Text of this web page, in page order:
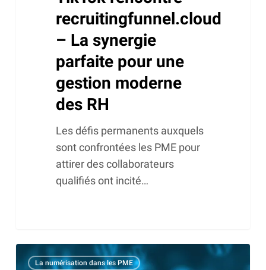
recruitingfunnel.cloud
– La synergie
parfaite pour une
gestion moderne
des RH
Les défis permanents auxquels
sont confrontées les PME pour
attirer des collaborateurs
qualifiés ont incité…
Comment
La numérisation dans les PME